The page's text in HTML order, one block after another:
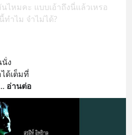
ไหมคะ แบบเอ้าถึงนี่แล้วเหรอ
ำไม จำไม่ได้?
ง
ด้เต็มที่
อ่านต่อ